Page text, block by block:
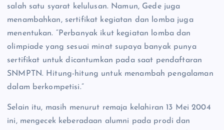
salah satu syarat kelulusan. Namun, Gede juga
menambahkan, sertifikat kegiatan dan lomba juga
menentukan. “Perbanyak ikut kegiatan lomba dan
olimpiade yang sesuai minat supaya banyak punya
sertifikat untuk dicantumkan pada saat pendaftaran
SNMPTN. Hitung-hitung untuk menambah pengalaman
dalam berkompetisi.”
Selain itu, masih menurut remaja kelahiran 13 Mei 2004
ini, mengecek keberadaan alumni pada prodi dan